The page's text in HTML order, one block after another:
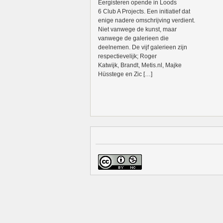
Eergisteren opende in Loods
6 Club A Projects. Een initiatief dat
enige nadere omschrijving verdient.
Niet vanwege de kunst, maar
vanwege de galerieen die
deelnemen. De vijf galerieen zijn
respectievelijk; Roger
Katwijk, Brandt, Metis.nl, Majke
Hüsstege en Zic […]